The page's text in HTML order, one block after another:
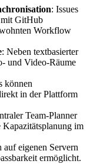
: Issues
mit GitHub
Workflow
: Neben textbasierter
und Video-Räume
können
in der Plattform
Team-Planner
Kapazitätsplanung im
eigenen Servern
ermöglicht.